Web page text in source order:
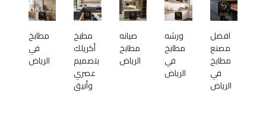
افضل
مصنع
مطابخ
في
الرياض
ورشه
مطابخ
في
الرياض
صيانه
مطابخ
الرياض
مطبخ
أكريلك
بتصميم
عصري
وأنيق
مطابخ
في
الرياض